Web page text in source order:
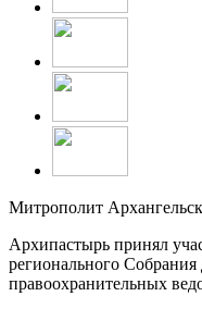
Митрополит
Архипастырь принял
регионального
правоохранительных